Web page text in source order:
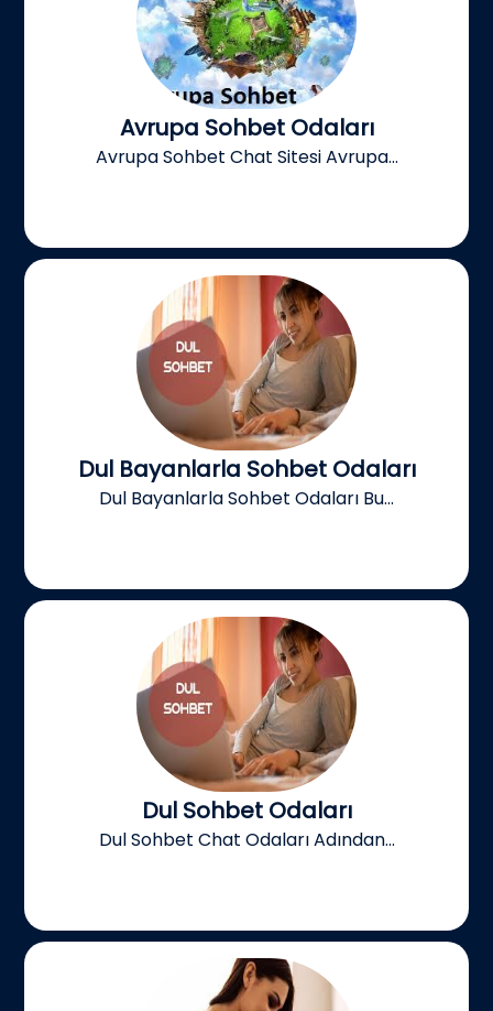
Avrupa Sohbet Odaları
Avrupa Sohbet Chat Sitesi Avrupa...
Dul Bayanlarla Sohbet Odaları
Dul Bayanlarla Sohbet Odaları Bu...
Dul Sohbet Odaları
Dul Sohbet Chat Odaları Adından...